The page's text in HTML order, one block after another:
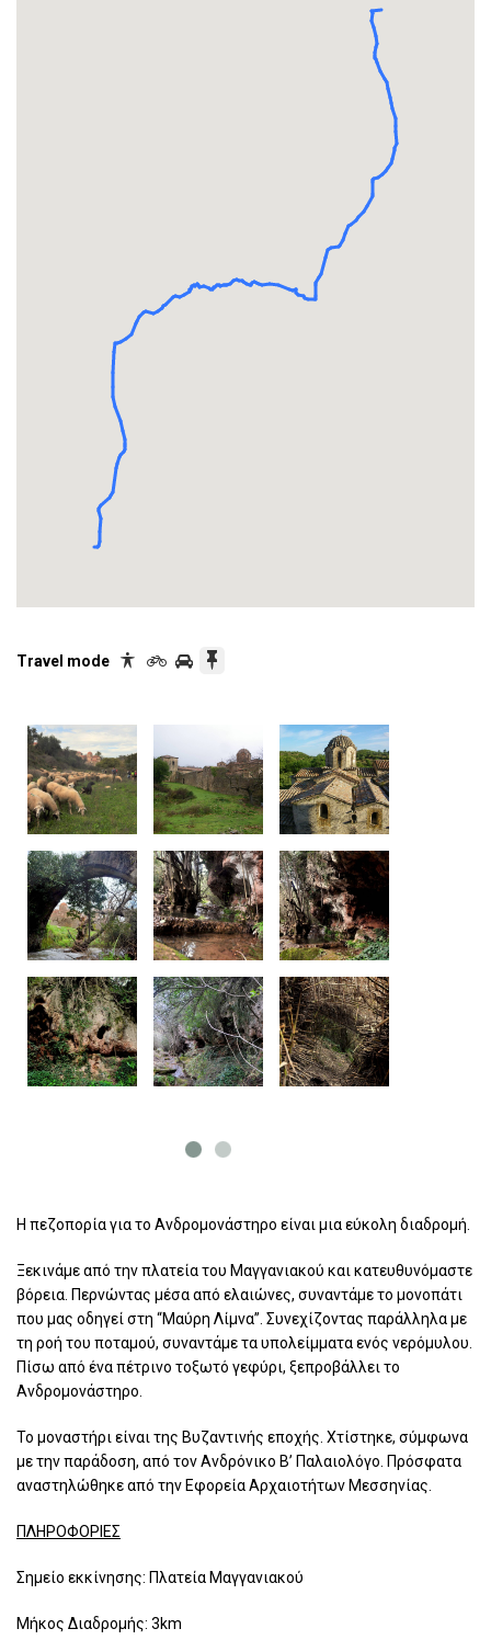
Travel mode
Η πεζοπορία για το Ανδρομονάστηρο είναι μια εύκολη διαδρομή.
Ξεκινάμε από την πλατεία του Μαγγανιακού και κατευθυνόμαστε
βόρεια. Περνώντας μέσα από ελαιώνες, συναντάμε το μονοπάτι
που μας οδηγεί στη “Μαύρη Λίμνα”. Συνεχίζοντας παράλληλα με
τη ροή του ποταμού, συναντάμε τα υπολείμματα ενός νερόμυλου.
Πίσω από ένα πέτρινο τοξωτό γεφύρι, ξεπροβάλλει το
Ανδρομονάστηρο.
Το μοναστήρι είναι της Βυζαντινής εποχής. Χτίστηκε, σύμφωνα
με την παράδοση, από τον Ανδρόνικο Β’ Παλαιολόγο. Πρόσφατα
αναστηλώθηκε από την Εφορεία Αρχαιοτήτων Μεσσηνίας.
ΠΛΗΡΟΦΟΡΙΕΣ
Σημείο εκκίνησης: Πλατεία Μαγγανιακού
Μήκος Διαδρομής: 3km